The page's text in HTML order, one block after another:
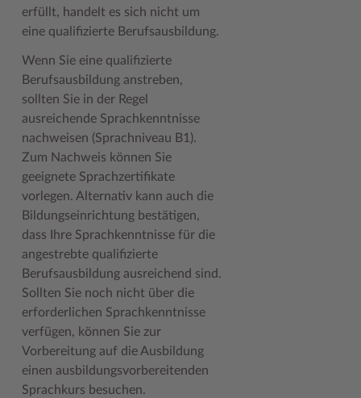
erfüllt, handelt es sich nicht um
eine qualifizierte Berufsausbildung.
Wenn Sie eine qualifizierte
Berufsausbildung anstreben,
sollten Sie in der Regel
ausreichende Sprachkenntnisse
nachweisen (Sprachniveau B1).
Zum Nachweis können Sie
geeignete Sprachzertifikate
vorlegen. Alternativ kann auch die
Bildungseinrichtung bestätigen,
dass Ihre Sprachkenntnisse für die
angestrebte qualifizierte
Berufsausbildung ausreichend sind.
Sollten Sie noch nicht über die
erforderlichen Sprachkenntnisse
verfügen, können Sie zur
Vorbereitung auf die Ausbildung
einen ausbildungsvorbereitenden
Sprachkurs besuchen.